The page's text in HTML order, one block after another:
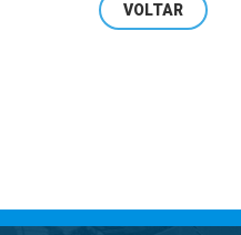
VOLTAR